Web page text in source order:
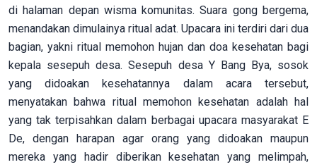
di halaman depan wisma komunitas. Suara gong bergema,
menandakan dimulainya ritual adat. Upacara ini terdiri dari dua
bagian, yakni ritual memohon hujan dan doa kesehatan bagi
kepala sesepuh desa. Sesepuh desa Y Bang Bya, sosok
yang didoakan kesehatannya dalam acara tersebut,
menyatakan bahwa ritual memohon kesehatan adalah hal
yang tak terpisahkan dalam berbagai upacara masyarakat E
De, dengan harapan agar orang yang didoakan maupun
mereka yang hadir diberikan kesehatan yang melimpah,